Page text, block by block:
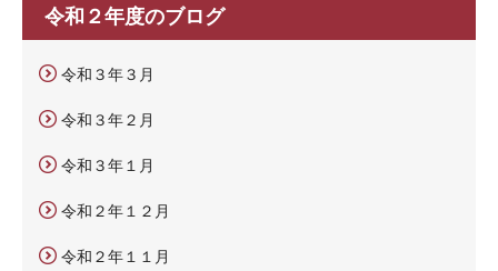
令和２年度のブログ
令和３年３月
令和３年２月
令和３年１月
令和２年１２月
令和２年１１月